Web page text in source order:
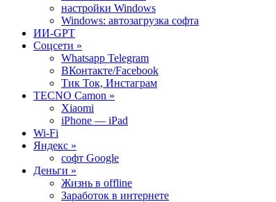
настройки Windows
Windows: автозагрузка софта
ИИ-GPT
Cоцсети »
Whatsapp Telegram
ВКонтакте/Facebook
Тик Ток, Инстаграм
TECNO Camon »
Xiaomi
iPhone — iPad
Wi-Fi
Яндекс »
софт Google
Деньги »
Жизнь в offline
Заработок в интернете